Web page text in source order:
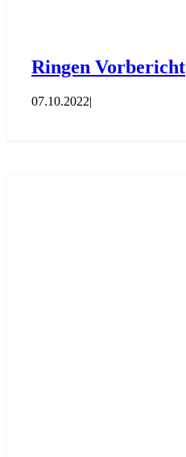
Ringen Vorbericht
07.10.2022|